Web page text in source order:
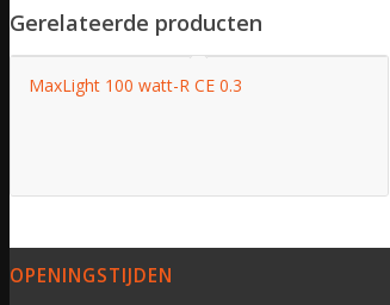
Gerelateerde producten
MaxLight 100 watt-R CE 0.3
OPENINGSTIJDEN